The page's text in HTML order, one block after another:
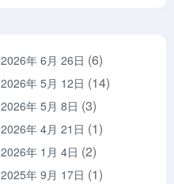
2026年 6月 26日 (6)
2026年 5月 12日 (14)
2026年 5月 8日 (3)
2026年 4月 21日 (1)
2026年 1月 4日 (2)
2025年 9月 17日 (1)